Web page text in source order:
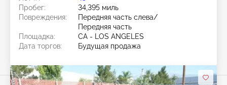
Пробег:
34,395 миль
Повреждения:
Передняя часть слева/
Передняя часть
Площадка:
CA - LOS ANGELES
Дата торгов:
Будущая продажа